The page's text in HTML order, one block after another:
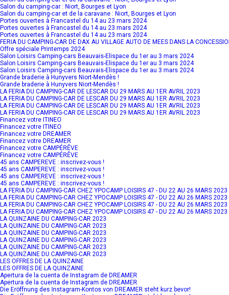
Salon du camping-car : Niort, Bourges et Lyon
Salon du camping-car et de la caravane : Niort, Bourges et Lyon
Portes ouvertes à Francastel du 14 au 23 mars 2024
Portes ouvertes à Francastel du 14 au 23 mars 2024
Portes ouvertes à Francastel du 14 au 23 mars 2024
FERIA DU CAMPING-CAR DE DAX AU VILLAGE AUTO DE MEES DANS LA
Offre spéciale Printemps 2024
Salon Loisirs Camping-cars Beauvais-Elispace du 1er au 3 mars 2024
Salon Loisirs Camping-cars Beauvais-Elispace du 1er au 3 mars 2024
Salon Loisirs Camping-cars Beauvais-Elispace du 1er au 3 mars 2024
Grande braderie à Hunyvers Niort-Mendès !
Grande braderie à Hunyvers Niort-Mendès !
LA FERIA DU CAMPING-CAR DE LESCAR DU 29 MARS AU 1ER AVRIL 2023
LA FERIA DU CAMPING-CAR DE LESCAR DU 29 MARS AU 1ER AVRIL 2023
LA FERIA DU CAMPING-CAR DE LESCAR DU 29 MARS AU 1ER AVRIL 2023
LA FERIA DU CAMPING-CAR DE LESCAR DU 29 MARS AU 1ER AVRIL 2023
Financez votre ITINEO
Financez votre ITINEO
Financez votre DREAMER
Financez votre DREAMER
Financez votre CAMPÉRÊVE
Financez votre CAMPÉRÊVE
45 ans CAMPEREVE : inscrivez-vous !
45 ans CAMPEREVE : inscrivez-vous !
45 ans CAMPEREVE : inscrivez-vous !
45 ans CAMPEREVE : inscrivez-vous !
LA FERIA DU CAMPING-CAR CHEZ YPOCAMP LOISIRS 47 - DU 22 AU 26 MARS 2023
LA FERIA DU CAMPING-CAR CHEZ YPOCAMP LOISIRS 47 - DU 22 AU 26 MARS 2023
LA FERIA DU CAMPING-CAR CHEZ YPOCAMP LOISIRS 47 - DU 22 AU 26 MARS 2023
LA FERIA DU CAMPING-CAR CHEZ YPOCAMP LOISIRS 47 - DU 22 AU 26 MARS 2023
LA QUINZAINE DU CAMPING-CAR 2023
LA QUINZAINE DU CAMPING-CAR 2023
LA QUINZAINE DU CAMPING-CAR 2023
LA QUINZAINE DU CAMPING-CAR 2023
LA QUINZAINE DU CAMPING-CAR 2023
LA QUINZAINE DU CAMPING-CAR 2023
LES OFFRES DE LA QUINZAINE
LES OFFRES DE LA QUINZAINE
Apertura de la cuenta de Instagram de DREAMER
Apertura de la cuenta de Instagram de DREAMER
Die Eröffnung des Instagram-Kontos von DREAMER steht kurz bevor!